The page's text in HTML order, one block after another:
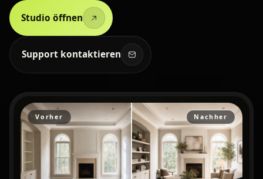
Studio öffnen
Support kontaktieren
Vorher Nachher